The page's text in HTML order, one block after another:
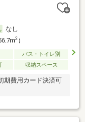
なし
2）
バス・トイレ別
収納スペース
期費用カード決済可